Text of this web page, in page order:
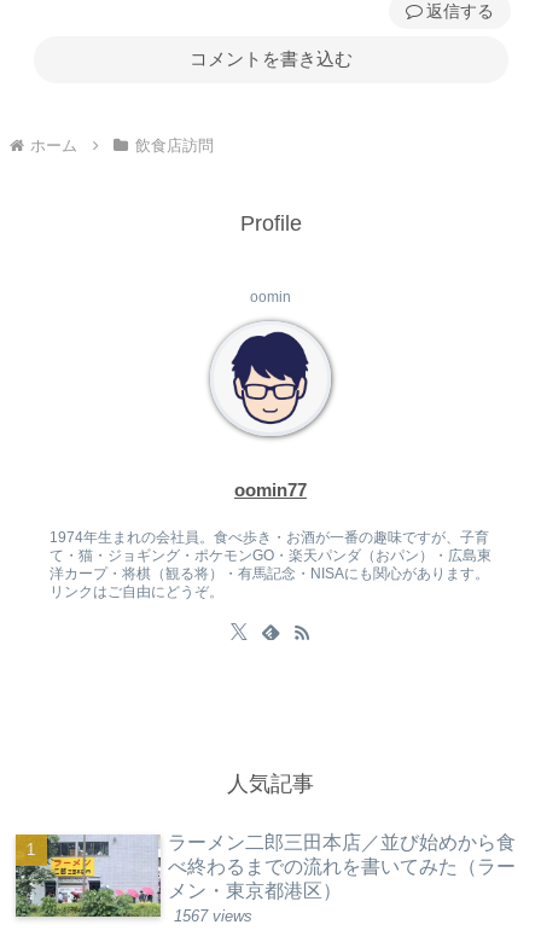
返信
コメントを書き込む
ホーム 飲食店訪問
Profile
oomin
oomin77
1974年生まれの会社員。食べ歩き・お酒が一番の趣味ですが、子育
て・猫・ジョギング・ポケモンGO・楽天パンダ（おパン）・広島東
洋カープ・将棋（観る将）・有馬記念・NISAにも関心があります。
リンクはご自由にどうぞ。
人気記事
ラーメン二郎三田本店／並び始めから食
べ終わるまでの流れを書いてみた（ラー
メン・東京都港区）
1567 views